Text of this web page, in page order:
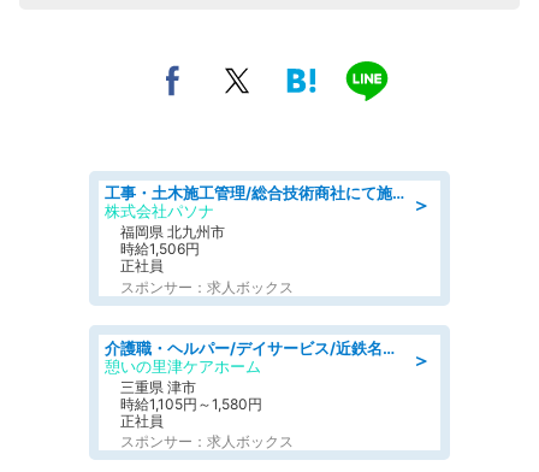
＞
工事・土木施工管理/総合技術商社にて施工管理のお仕事/即日勤務可/車通勤可/工事・土木施工管理/生産・品質管理
株式会社パソナ
福岡県 北九州市
時給1,506円
正社員
スポンサー：求人ボックス
＞
介護職・ヘルパー/デイサービス/近鉄名古屋線 高田本山/津市/三重県
憩いの里津ケアホーム
三重県 津市
時給1,105円～1,580円
正社員
スポンサー：求人ボックス